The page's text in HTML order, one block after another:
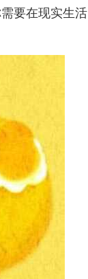
要在现实生活